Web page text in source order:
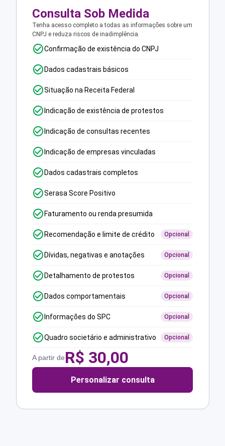
Consulta Sob Medida
Tenha acesso completo a todas as informações sobre um
CNPJ e reduza riscos de inadimplência.
Confirmação de existência do CNPJ
Dados cadastrais básicos
Situação na Receita Federal
Indicação de existência de protestos
Indicação de consultas recentes
Indicação de empresas vinculadas
Dados cadastrais completos
Serasa Score Positivo
Faturamento ou renda presumida
Recomendação e limite de crédito Opcional
Dívidas, negativas e anotações Opcional
Detalhamento de protestos Opcional
Dados comportamentais Opcional
Informações do SPC Opcional
Quadro societário e administrativo Opcional
A partir deR$ 30,00
Personalizar consulta